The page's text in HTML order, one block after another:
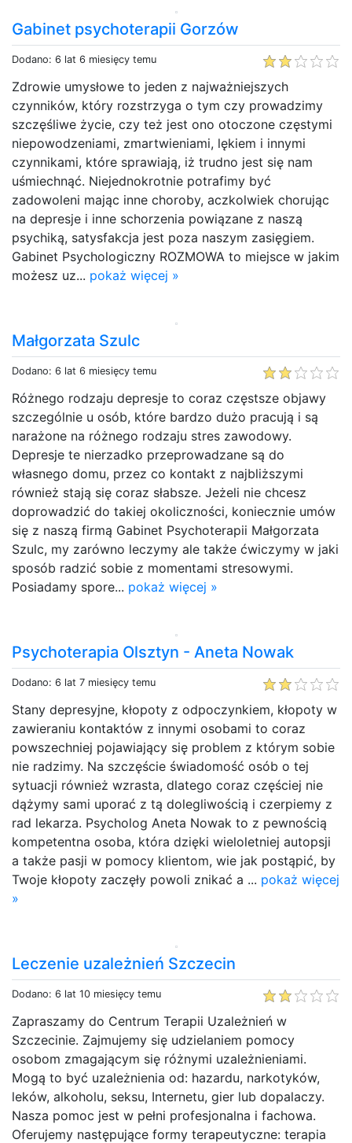
Gabinet psychoterapii Gorzów
Dodano: 6 lat 6 miesięcy temu
Zdrowie umysłowe to jeden z najważniejszych
czynników, który rozstrzyga o tym czy prowadzimy
szczęśliwe życie, czy też jest ono otoczone częstymi
niepowodzeniami, zmartwieniami, lękiem i innymi
czynnikami, które sprawiają, iż trudno jest się nam
uśmiechnąć. Niejednokrotnie potrafimy być
zadowoleni mając inne choroby, aczkolwiek chorując
na depresje i inne schorzenia powiązane z naszą
psychiką, satysfakcja jest poza naszym zasięgiem.
Gabinet Psychologiczny ROZMOWA to miejsce w jakim
możesz uz... pokaż więcej »
Małgorzata Szulc
Dodano: 6 lat 6 miesięcy temu
Różnego rodzaju depresje to coraz częstsze objawy
szczególnie u osób, które bardzo dużo pracują i są
narażone na różnego rodzaju stres zawodowy.
Depresje te nierzadko przeprowadzane są do
własnego domu, przez co kontakt z najbliższymi
również stają się coraz słabsze. Jeżeli nie chcesz
doprowadzić do takiej okoliczności, koniecznie umów
się z naszą firmą Gabinet Psychoterapii Małgorzata
Szulc, my zarówno leczymy ale także ćwiczymy w jaki
sposób radzić sobie z momentami stresowymi.
Posiadamy spore... pokaż więcej »
Psychoterapia Olsztyn - Aneta Nowak
Dodano: 6 lat 7 miesięcy temu
Stany depresyjne, kłopoty z odpoczynkiem, kłopoty w
zawieraniu kontaktów z innymi osobami to coraz
powszechniej pojawiający się problem z którym sobie
nie radzimy. Na szczęście świadomość osób o tej
sytuacji również wzrasta, dlatego coraz częściej nie
dążymy sami uporać z tą dolegliwością i czerpiemy z
rad lekarza. Psycholog Aneta Nowak to z pewnością
kompetentna osoba, która dzięki wieloletniej autopsji
a także pasji w pomocy klientom, wie jak postąpić, by
Twoje kłopoty zaczęły powoli znikać a ... pokaż więcej
»
Leczenie uzależnień Szczecin
Dodano: 6 lat 10 miesięcy temu
Zapraszamy do Centrum Terapii Uzależnień w
Szczecinie. Zajmujemy się udzielaniem pomocy
osobom zmagającym się różnymi uzależnieniami.
Mogą to być uzależnienia od: hazardu, narkotyków,
leków, alkoholu, seksu, Internetu, gier lub dopalaczy.
Nasza pomoc jest w pełni profesjonalna i fachowa.
Oferujemy następujące formy terapeutyczne: terapia